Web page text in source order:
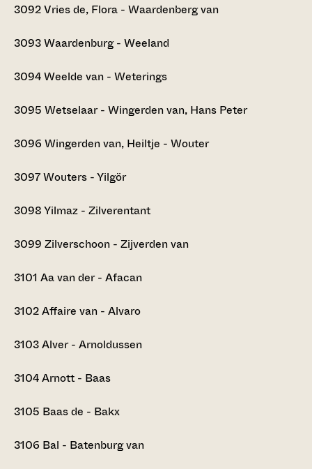
3092Vries de, Flora - Waardenberg van
3093Waardenburg - Weeland
3094Weelde van - Weterings
3095 Wetselaar - Wingerden van, Hans Peter
3096 Wingerden van, Heiltje - Wouter
3097Wouters - Yilgör
3098Yilmaz - Zilverentant
3099 Zilverschoon - Zijverden van
3101 Aa van der - Afacan
3102Affaire van - Alvaro
3103Alver - Arnoldussen
3104Arnott - Baas
3105 Baas de - Bakx
3106 Bal - Batenburg van